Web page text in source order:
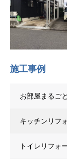
施工事例
お部屋まるご
キッチンリフ
トイレリフォ